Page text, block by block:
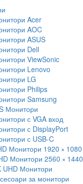
Acer
AOC
ASUS
Dell
ViewSonic
Lenovo
LG
Philips
Samsung
Монитори
с VGA вход
с DisplayPort
с USB-C
Монитори 1920 × 1080
Монитори 2560 × 1440
UHD Монитори
за монитори